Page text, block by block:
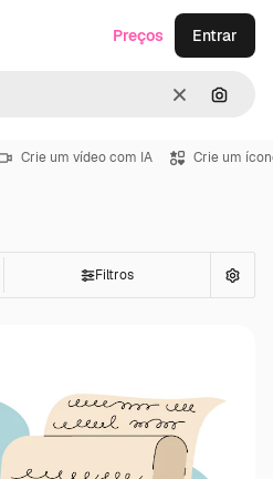
Limpar
Preços Entrar
Crie um vídeo com IA Crie um
Filtros